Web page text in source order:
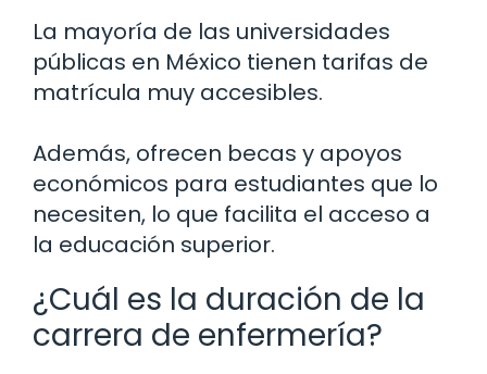
La mayoría de las universidades
públicas en México tienen tarifas de
matrícula muy accesibles.
Además, ofrecen becas y apoyos
económicos para estudiantes que lo
necesiten, lo que facilita el acceso a
la educación superior.
¿Cuál es la duración de la
carrera de enfermería?